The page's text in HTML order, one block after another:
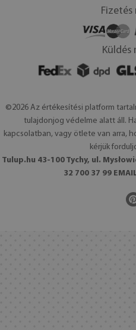
Fizetés
Küldés
©2026 Az értékesítési platform
tulajdonjog védelme alatt áll.
kapcsolatban, vagy ötlete van arra,
kérjük
Tulup.hu 43-100 Tychy, ul.
32 700 37 99